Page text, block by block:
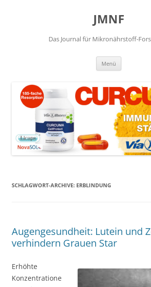
JMNF
Das Journal für Mikronährstoff-
Menü
SCHLAGWORT-ARCHIVE: ERBLINDUNG
Augengesundheit: Lutein und
verhindern Grauen Star
Erhöhte
Konzentratione